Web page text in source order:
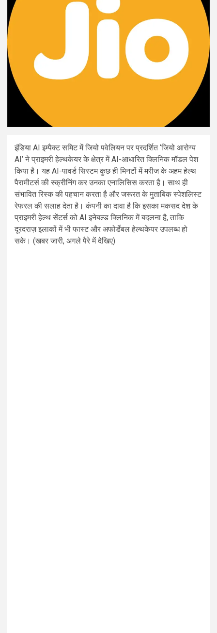
इंडिया AI इम्पैक्ट समिट में जियो पवेलियन पर प्रदर्शित ‘जियो आरोग्य
AI’ ने प्राइमरी हेल्थकेयर के क्षेत्र में AI-आधारित क्लिनिक मॉडल पेश
किया है। यह AI-पावर्ड सिस्टम कुछ ही मिनटों में मरीज के अहम हेल्थ
पैरामीटर्स की स्क्रीनिंग कर उनका एनालिसिस करता है। साथ ही
संभावित रिस्क की पहचान करता है और जरूरत के मुताबिक स्पेशलिस्ट
रेफरल की सलाह देता है। कंपनी का दावा है कि इसका मकसद देश के
प्राइमरी हेल्थ सेंटर्स को AI इनेबल्ड क्लिनिक में बदलना है, ताकि
दूरदराज़ इलाकों में भी फास्ट और अफोर्डेबल हेल्थकेयर उपलब्ध हो
सके। (खबर जारी, अगले पैरे में देखिए)